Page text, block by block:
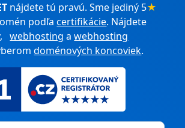
nájdete tú pravú. Sme jediný 5★
podľacertifikácie. Nájdete
,webhosting awebhosting
doménových koncoviek.